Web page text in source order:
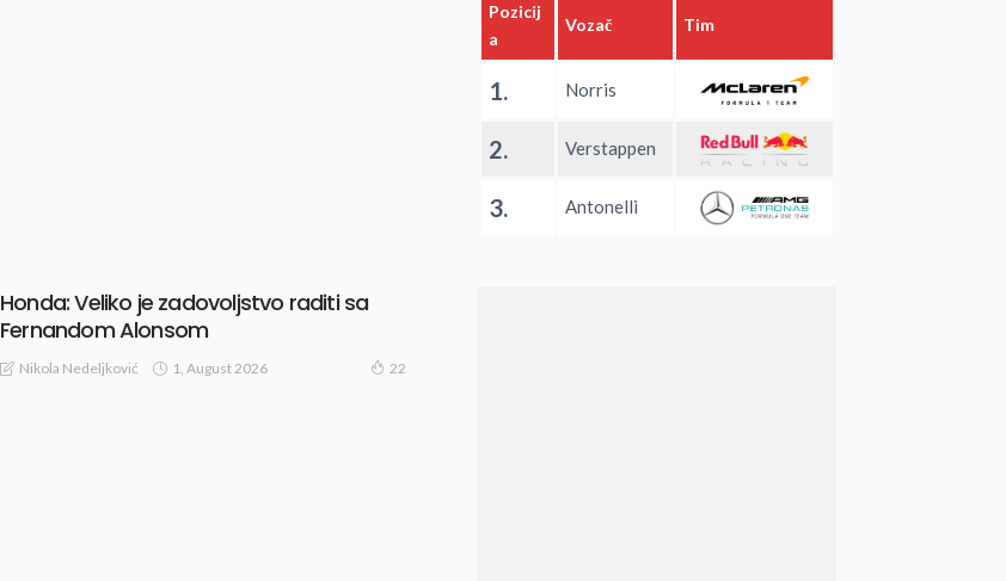
Honda: Veliko je zadovoljstvo raditi sa
Fernandom Alonsom
Nikola Nedeljković 1, August 2026 22
Pozicij
a
Vozač Tim
1. Norris
2. Verstappen
3. Antonelli